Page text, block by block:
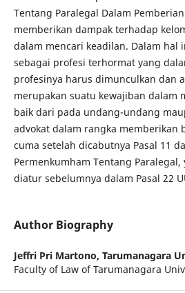
Tentang Paralegal Dalam
memberikan dampak terhadap
dalam mencari keadilan. Dalam hal
sebagai profesi terhormat yang
profesinya harus dimunculkan dan
merupakan suatu kewajiban dalam
baik dari pada undang-undang
advokat dalam rangka memberikan
cuma setelah dicabutnya Pasal 11
Permenkumham Tentang
diatur sebelumnya dalam Pasal 22
Author Biography
Jeffri Pri Martono, Tarumanagara
Faculty of Law of Tarumanagara